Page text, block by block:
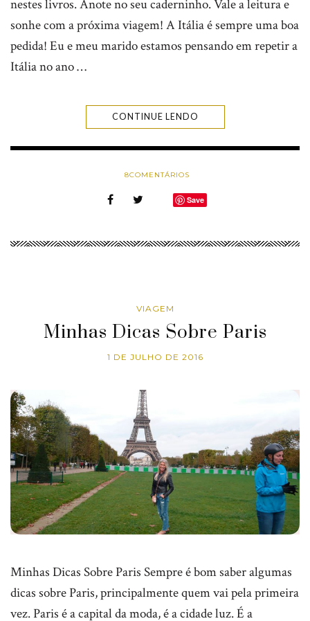
nestes livros. Anote no seu caderninho. Vale a leitura e
sonhe com a próxima viagem! A Itália é sempre uma boa
pedida! Eu e meu marido estamos pensando em repetir a
Itália no ano …
CONTINUE LENDO
8COMENTÁRIOS
Save
VIAGEM
Minhas Dicas Sobre Paris
1 DE JULHO DE 2016
Minhas Dicas Sobre Paris Sempre é bom saber algumas
dicas sobre Paris, principalmente quem vai pela primeira
vez. Paris é a capital da moda, é a cidade luz. É a